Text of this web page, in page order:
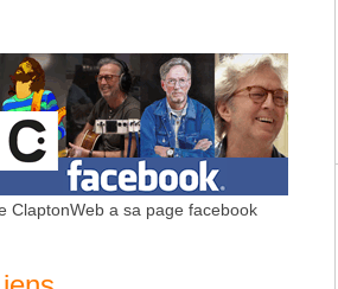
ClaptonWeb a sa page facebook